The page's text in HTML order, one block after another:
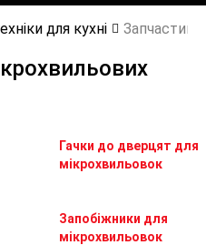
для кухні
Гачки до дверцят для
мікрохвильовок
Запобіжники для
мікрохвильовок